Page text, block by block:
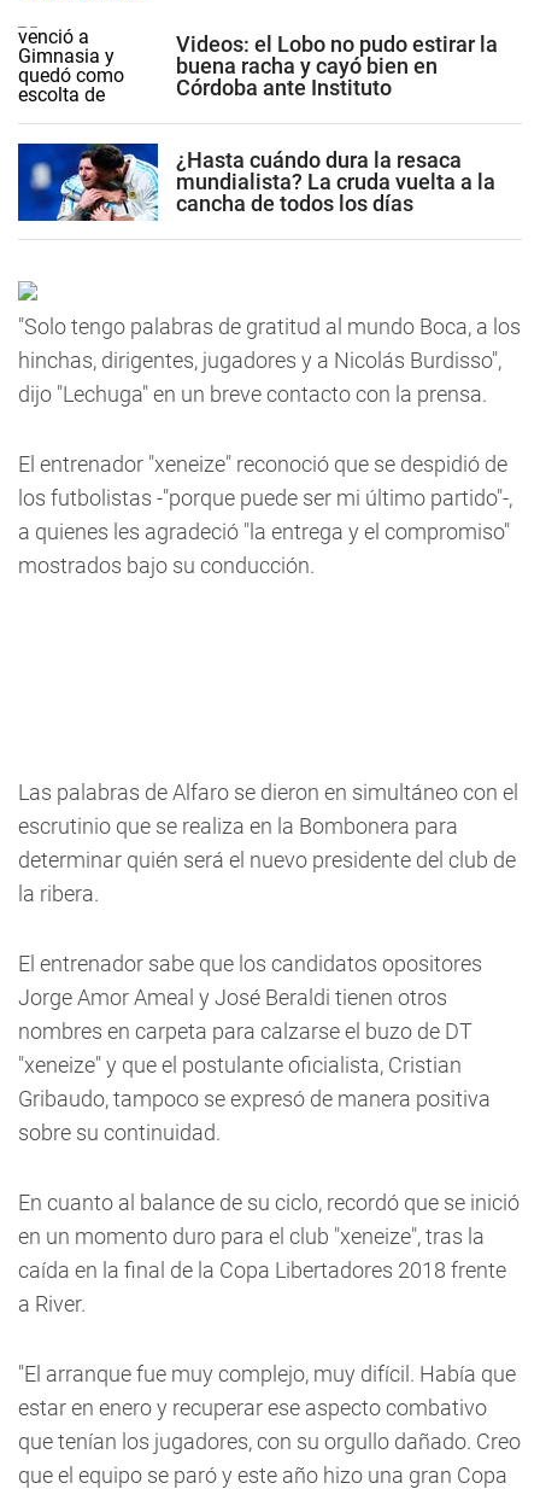
Videos: el Lobo no pudo estirar la
buena racha y cayó bien en
Córdoba ante Instituto
¿Hasta cuándo dura la resaca
mundialista? La cruda vuelta a la
cancha de todos los días
"Solo tengo palabras de gratitud al mundo Boca, a los
hinchas, dirigentes, jugadores y a Nicolás Burdisso",
dijo "Lechuga" en un breve contacto con la prensa.
El entrenador "xeneize" reconoció que se despidió de
los futbolistas -"porque puede ser mi último partido"-,
a quienes les agradeció "la entrega y el compromiso"
mostrados bajo su conducción.
Las palabras de Alfaro se dieron en simultáneo con el
escrutinio que se realiza en la Bombonera para
determinar quién será el nuevo presidente del club de
la ribera.
El entrenador sabe que los candidatos opositores
Jorge Amor Ameal y José Beraldi tienen otros
nombres en carpeta para calzarse el buzo de DT
"xeneize" y que el postulante oficialista, Cristian
Gribaudo, tampoco se expresó de manera positiva
sobre su continuidad.
En cuanto al balance de su ciclo, recordó que se inició
en un momento duro para el club "xeneize", tras la
caída en la final de la Copa Libertadores 2018 frente
a River.
"El arranque fue muy complejo, muy difícil. Había que
estar en enero y recuperar ese aspecto combativo
que tenían los jugadores, con su orgullo dañado. Creo
que el equipo se paró y este año hizo una gran Copa